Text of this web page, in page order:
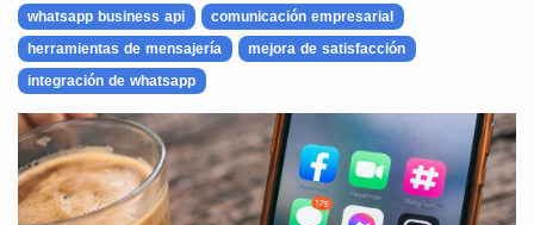
whatsapp business api
comunicación empresarial
herramientas de mensajería
mejora de satisfacción
integración de whatsapp